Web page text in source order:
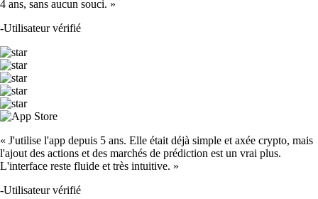
DOGE$0.059583 -2.18%
SHIB$
USDT$0.865638+0.00%